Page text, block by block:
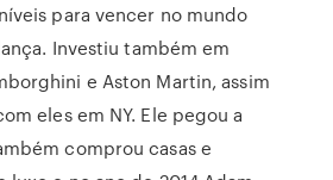
para vencer no mundo
Investiu também em
e Aston Martin, assim
eles em NY. Ele pegou a
comprou casas e